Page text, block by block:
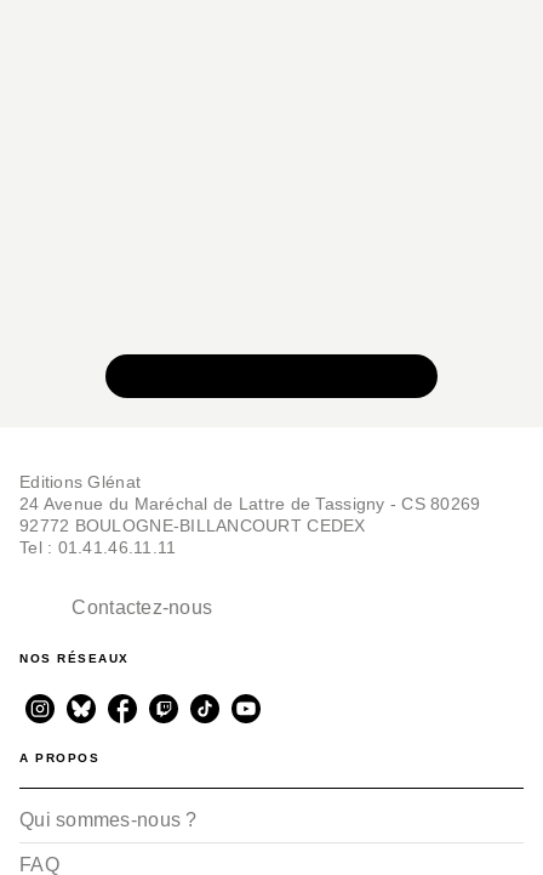
Editions Glénat
24 Avenue du Maréchal de Lattre de Tassigny - CS 80269
92772 BOULOGNE-BILLANCOURT CEDEX
Tel : 01.41.46.11.11
Contactez-nous
NOS RÉSEAUX
A PROPOS
Qui sommes-nous ?
FAQ